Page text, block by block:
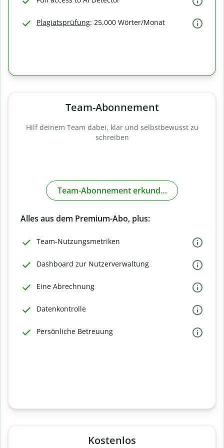
Plagiatsprüfung: 25.000 Wörter/Monat
Team-Abonnement
Hilf deinem Team dabei, klar und selbstbewusst zu
schreiben
Team-Abonnement erkunden
Alles aus dem Premium-Abo, plus:
Team-Nutzungsmetriken
Dashboard zur Nutzerverwaltung
Eine Abrechnung
Datenkontrolle
Persönliche Betreuung
Kostenlos